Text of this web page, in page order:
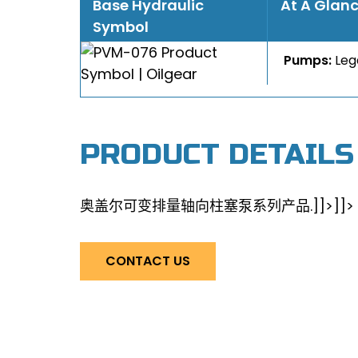
Base Hydraulic
Symbol
At A
Pumps:
PRODUCT DETAILS
奥盖尔可变排量轴向柱塞泵系列产品.]]>]]>
CONTACT US